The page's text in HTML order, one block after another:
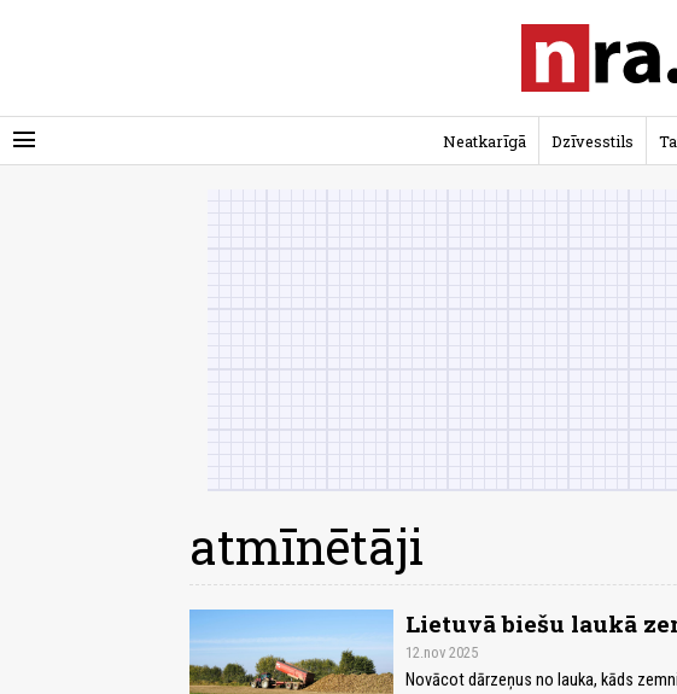
menu Neatkarīgā Dzīvesstils
atmīnētāji
Lietuvā biešu laukā
12.nov 2025
Novācot dārzeņus no lauka, kāds